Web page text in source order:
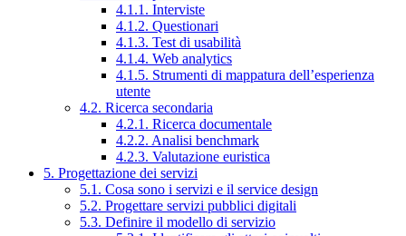
4.1.1. Interviste
4.1.2. Questionari
4.1.3. Test di usabilità
4.1.4. Web analytics
4.1.5. Strumenti di mappatura dell’esperienza
utente
4.2. Ricerca secondaria
4.2.1. Ricerca documentale
4.2.2. Analisi benchmark
4.2.3. Valutazione euristica
5. Progettazione dei servizi
5.1. Cosa sono i servizi e il service design
5.2. Progettare servizi pubblici digitali
5.3. Definire il modello di servizio